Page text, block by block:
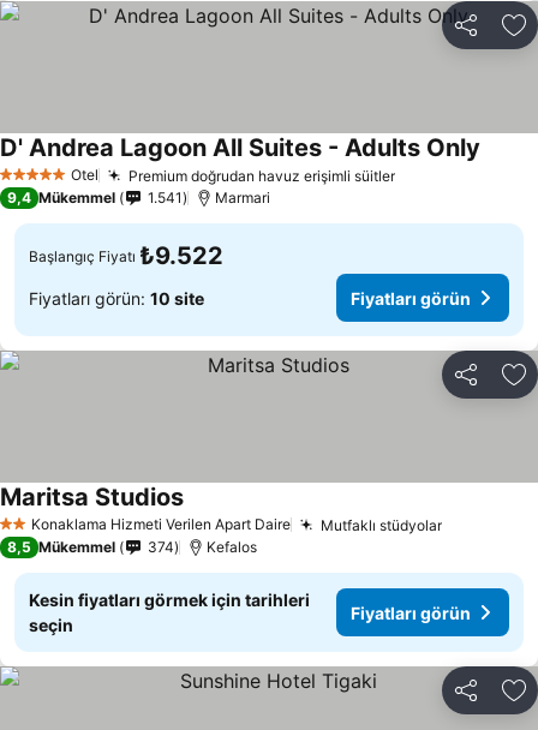
Paylaş
5 Yıldız Otel Premium doğrudan havuz erişimli süitlerFiyatları görün
D' Andrea Lagoon All Suites - Adults Only
9,4 Mükemmel 1.541 Marmari
Başlangıç Fiyatı ₺9.522
Fiyatları görün: 10 site Fiyatları görün
Paylaş
2 YıldızKonaklama Hizmeti Verilen Apart Daire Mutfaklı stüdyolarFiyatları
Maritsa StudiosFiyatları görün
8,5 Mükemmel 374 Kefalos
Kesin fiyatları görmek için tarihleri
seçin
Fiyatları görün
Paylaş